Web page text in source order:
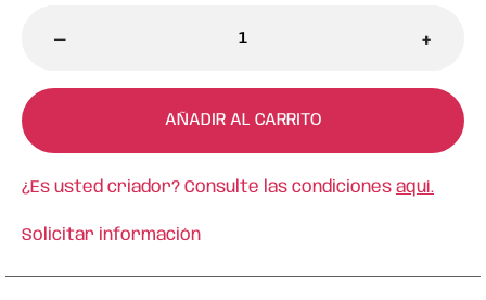
- +
AÑADIR AL CARRITO
¿Es usted criador? Consulte las condiciones aquí.
Solicitar información